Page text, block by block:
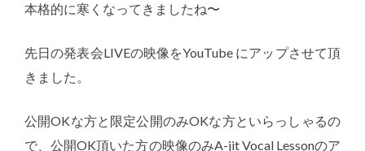
本格的に寒くなってきましたね〜
先日の発表会LIVEの映像をYouTube にアップさせて頂
きました。
公開OKな方と限定公開のみOKな方といらっしゃるの
で、公開OK頂いた方の映像のみA-jit Vocal Lessonのア